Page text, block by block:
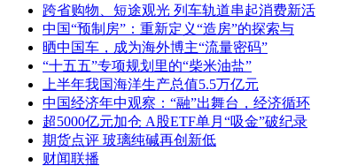
跨省购物、短途观光 列车轨道串起消费新活
中国“预制房”：重新定义“造房”的探索与
晒中国车，成为海外博主“流量密码”
“十五五”专项规划里的“柴米油盐”
上半年我国海洋生产总值5.5万亿元
中国经济年中观察：“融”出舞台，经济循环
超5000亿元加仓 A股ETF单月“吸金”破纪录
期货点评 玻璃纯碱再创新低
财闻联播